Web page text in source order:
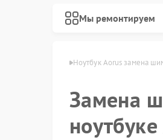
Мы ремонтируем
Ноутбук Aorus замена
Замена